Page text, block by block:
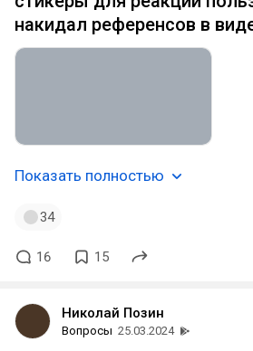
накидал референсов в
Показать полностью
34
16 15
Николай Позин
Вопросы 25.03.2024